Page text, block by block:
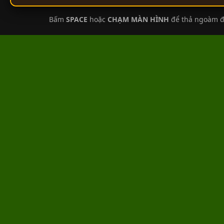
Bấm SPACE hoặc CHẠM MÀN HÌNH để thả ngoàm